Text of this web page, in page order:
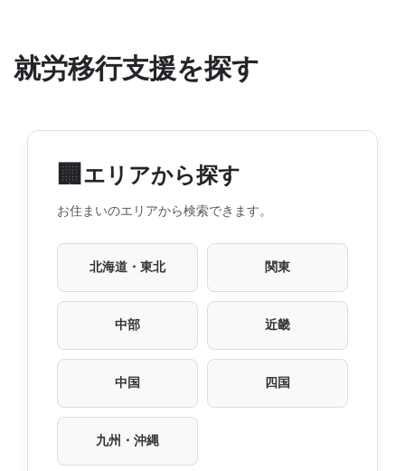
就労移行支援を探す
🏢 エリアから探す
お住まいのエリアから検索できます。
北海道・東北 関東
中部 近畿
中国 四国
九州・沖縄